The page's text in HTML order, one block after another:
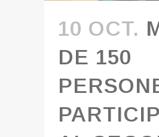
10 OCT.
DE 150